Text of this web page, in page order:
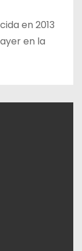
en 2013
en la